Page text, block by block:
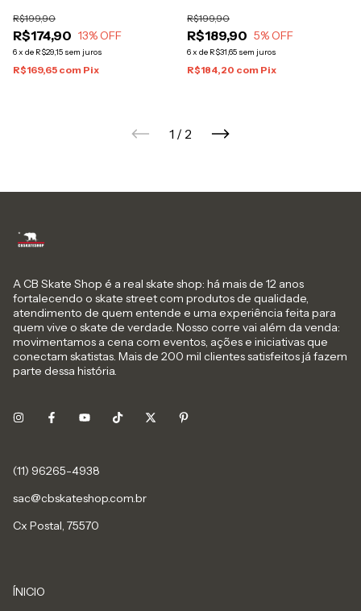
R$174,90
R$199,90
13% OFF
6x de R$29,15 sem juros
R$169,65 com Pix
R$189,90
R$199,90
5% OFF
6x de R$31,65 sem juros
R$184,20 com Pix
1 / 2
A CB Skate Shop é a real skate shop: há mais de 12 anos
fortalecendo o skate street com produtos de qualidade,
atendimento de quem entende e uma experiência feita para
quem vive o skate de verdade. Nosso corre vai além da venda:
movimentamos a cena com eventos, ações e iniciativas que
conectam skatistas. Mais de 200 mil clientes satisfeitos já fazem
parte dessa história.
sac@cbskateshop.com.br
Cx Postal, 75570
ÍNICIO